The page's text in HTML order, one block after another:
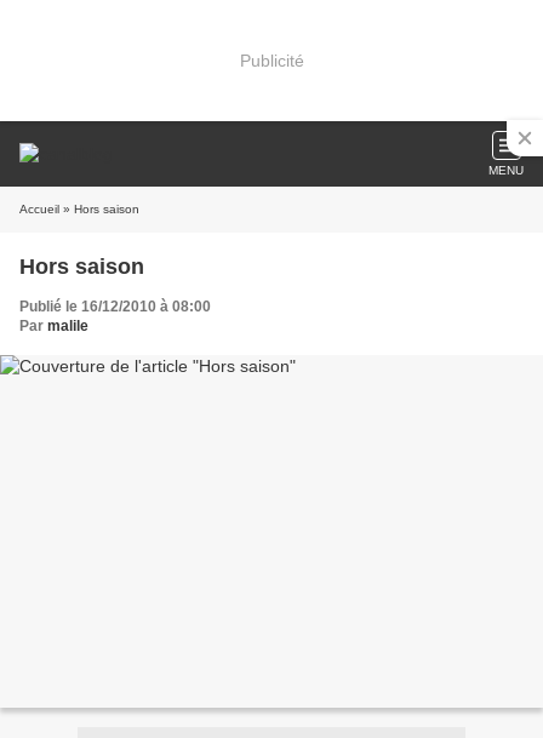
Publicité
MENU
Accueil » Hors saison
Hors saison
Publié le 16/12/2010 à 08:00
Par malile